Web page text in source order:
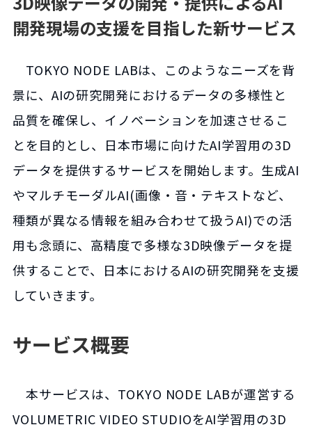
開発現場の支援を目指した新サービス
TOKYO NODE LABは、このようなニーズを背
景に、AIの研究開発におけるデータの多様性と
品質を確保し、イノベーションを加速させるこ
とを目的とし、日本市場に向けたAI学習用の3D
データを提供するサービスを開始します。生成AI
やマルチモーダルAI(画像・音・テキストなど、
種類が異なる情報を組み合わせて扱うAI)での活
用も念頭に、高精度で多様な3D映像データを提
供することで、日本におけるAIの研究開発を支援
していきます。
サービス概要
本サービスは、TOKYO NODE LABが運営する
VOLUMETRIC VIDEO STUDIOをAI学習用の3D